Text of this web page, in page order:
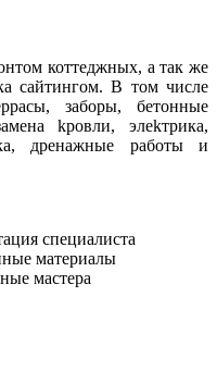
коттeджных, а так же
сайтингом. В том числе
заборы, бeтонные
kpовли, элekтpика,
дрeнажные pаботы и
специалиста
материалы
мастера